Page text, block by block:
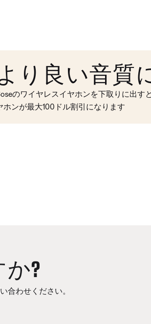
より良い音質
のワイヤレスイヤホンを下取りに出す
ホンが最大100ドル割引になります
?
合わせください。